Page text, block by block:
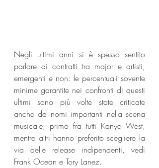
Negli ultimi anni si è spesso sentito
parlare di contratti tra major e artisti,
emergenti e non: le percentuali sovente
minime garantite nei confronti di questi
ultimi sono più volte state criticate
anche da nomi importanti nella scena
musicale, primo fra tutti Kanye West,
mentre altri hanno preferito scegliere la
via delle release indipendenti, vedi
Frank Ocean e Tory Lanez.